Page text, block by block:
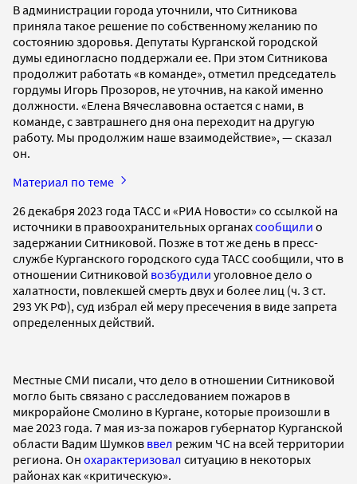
В администрации города уточнили, что Ситникова
приняла такое решение по собственному желанию по
состоянию здоровья. Депутаты Курганской городской
думы единогласно поддержали ее. При этом Ситникова
продолжит работать «в команде», отметил председатель
гордумы Игорь Прозоров, не уточнив, на какой именно
должности. «Елена Вячеславовна остается с нами, в
команде, с завтрашнего дня она переходит на другую
работу. Мы продолжим наше взаимодействие», — сказал
он.
Материал по теме
26 декабря 2023 года ТАСС и «РИА Новости» со ссылкой на
источники в правоохранительных органахсообщили о
задержании Ситниковой. Позже в тот же день в пресс-
службе Курганского городского суда ТАСС сообщили, что в
отношении Ситниковой возбудили уголовное дело о
халатности, повлекшей смерть двух и более лиц (ч. 3 ст.
293 УК РФ), суд избрал ей меру пресечения в виде запрета
определенных действий.
Местные СМИ писали, что дело в отношении Ситниковой
могло быть связано с расследованием пожаров в
микрорайоне Смолино в Кургане, которые произошли в
мае 2023 года. 7 мая из-за пожаров губернатор Курганской
области Вадим Шумков ввел режим ЧС на всей территории
региона. Он охарактеризовал ситуацию в некоторых
районах как «критическую».